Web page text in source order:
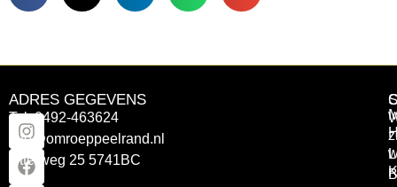
ADRES GEGEVENS
Tel: 0492-463624
info@omroeppeelrand.nl
Otterweg 25 5741BC